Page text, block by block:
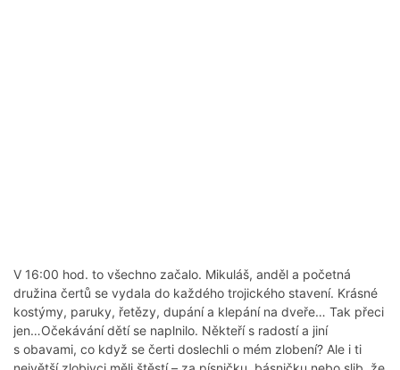
V 16:00 hod. to všechno začalo. Mikuláš, anděl a početná
družina čertů se vydala do každého trojického stavení. Krásné
kostýmy, paruky, řetězy, dupání a klepání na dveře… Tak přeci
jen…Očekávání dětí se naplnilo. Někteří s radostí a jiní
s obavami, co když se čerti doslechli o mém zlobení? Ale i ti